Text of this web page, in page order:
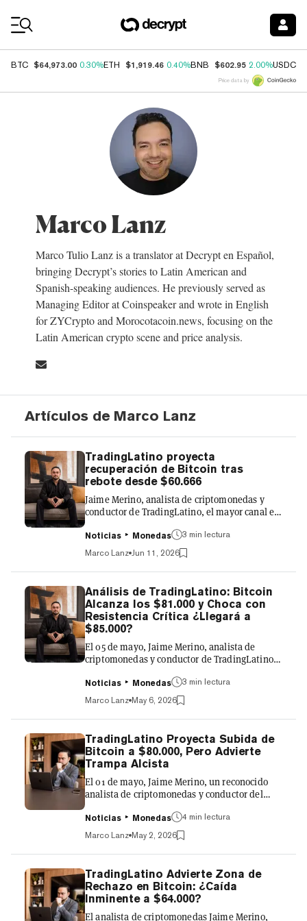
BTC $64,973.00 0.30%ETH $1,919.46 0.40%BNB $602.95 2.00%USDC
Price data by
Marco Lanz
Marco Tulio Lanz is a translator at Decrypt en Español,
bringing Decrypt’s stories to Latin American and
Spanish-speaking audiences. He previously served as
Managing Editor at Coinspeaker and wrote in English
for ZYCrypto and Morocotacoin.news, focusing on the
Latin American crypto scene and price analysis.
Artículos de Marco Lanz
TradingLatino proyecta
recuperación de Bitcoin tras
rebote desde $60.666
Jaime Merino, analista de criptomonedas y
conductor de TradingLatino, el mayor canal en
cripto, realizó un nuevo análisis en vivo con
Bitcoin cotizando en $62.000, en medio de una
jornada que llevó al precio a tocar mínimos de
$60.666 antes de recuperarse. Con el
movimiento bajista de Bitcoin ya consumado y
el precio sin lograr superar el mínimo anterior,
Merino encontró la señal técnica que estaba
esperando. "No hemos llegado a $60.000, pero
es mi obligaci...
Noticias Monedas
3 min lectura
Marco Lanz Jun 11, 2026
Análisis de TradingLatino: Bitcoin
Alcanza los $81.000 y Choca con
Resistencia Crítica ¿Llegará a
$85.000?
El 05 de mayo, Jaime Merino, analista de
criptomonedas y conductor de TradingLatino,
sobre trading cripto, confirmó la proyección
que había realizado en su streaming del
viernes mientras Bitcoin cotiza por encima de
$81.382, manteniéndose dentro de una zona
de lateralización entre $81.000 y $83.000. En
la nota publicada el sábado 2 de mayo,
TradingLatino había advertido que Bitcoin
tenía margen para romper los $80.000 esta
semana, pero que inmediatament...
Noticias Monedas
3 min lectura
Marco Lanz May 6, 2026
TradingLatino Proyecta Subida de
Bitcoin a $80.000, Pero Advierte
Trampa Alcista
El 01 de mayo, Jaime Merino, un reconocido
analista de criptomonedas y conductor del
sobre trading cripto, TradingLatino, analizó el
precio de Bitcoin en varias temporalidades,
concluyendo que BTC tiene condiciones para
extender su movimiento alcista en el corto
plazo, aunque hizo una advertencia puntual
para quienes aún no tienen una posición
abierta. El contexto del análisis partió de una
proyección previa. El miércoles, Merino había
identificado la zona...
Noticias Monedas
4 min lectura
Marco Lanz May 2, 2026
TradingLatino Advierte Zona de
Rechazo en Bitcoin: ¿Caída
Inminente a $64.000?
El analista de criptomonedas Jaime Merino,